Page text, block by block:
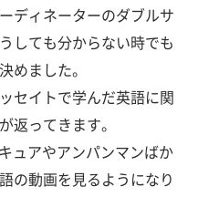
ディネーターのダブルサ
しても分からない時でも
めました。
セイトで学んだ英語に関
返ってきます。
ュアやアンパンマンばか
の動画を見るようになり